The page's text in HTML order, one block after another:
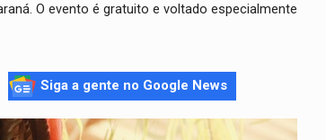
O evento é gratuito e voltado especialmente
Siga a gente no Google News